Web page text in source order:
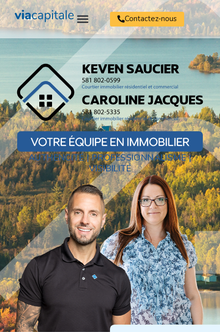
Contactez-nous
AUTHENCITÉ | PROFESSIONNALISME |
VISIBILITÉ